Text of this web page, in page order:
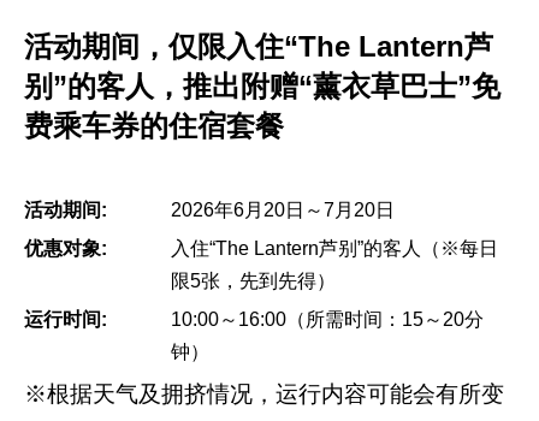
活动期间，仅限入住“The Lantern芦
别”的客人，推出附赠“薰衣草巴士”免
费乘车券的住宿套餐
活动期间:
2026年6月20日～7月20日
优惠对象:
入住“The Lantern芦别”的客人（※每日
限5张，先到先得）
运行时间:
10:00～16:00（所需时间：15～20分
钟）
※根据天气及拥挤情况，运行内容可能会有所变